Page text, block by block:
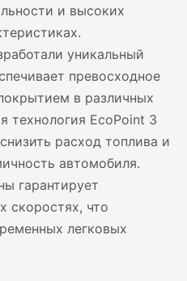
и высоких
уникальный
превосходное
в различных
технология EcoPoint 3
расход топлива и
автомобиля.
гарантирует
скоростях, что
легковых